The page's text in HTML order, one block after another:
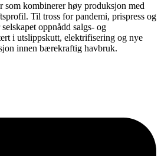
som kombinerer høy produksjon med
Til tross for pandemi, prispress og
oppnådd salgs- og
i utslippskutt, elektrifisering og nye
innen bærekraftig havbruk.